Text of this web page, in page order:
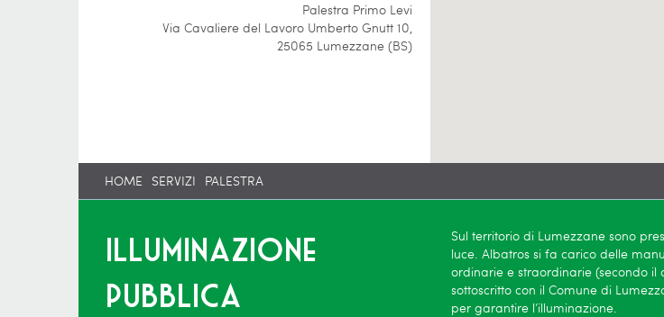
Palestra Primo Levi
Via Cavaliere del Lavoro Umberto Gnutt 10,
25065 Lumezzane (BS)
HOME SERVIZI PALESTRA
Illuminazione
pubblica
Sul territorio di Lumezzane sono
luce. Albatros si fa carico delle
ordinarie e straordinarie (secondo il
sottoscritto con il Comune di
per garantire l’illuminazione.